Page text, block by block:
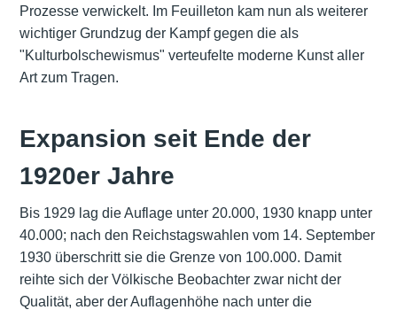
Prozesse verwickelt. Im Feuilleton kam nun als weiterer
wichtiger Grundzug der Kampf gegen die als
"Kulturbolschewismus" verteufelte moderne Kunst aller
Art zum Tragen.
Expansion seit Ende der
1920er Jahre
Bis 1929 lag die Auflage unter 20.000, 1930 knapp unter
40.000; nach den Reichstagswahlen vom 14. September
1930 überschritt sie die Grenze von 100.000. Damit
reihte sich der Völkische Beobachter zwar nicht der
Qualität, aber der Auflagenhöhe nach unter die